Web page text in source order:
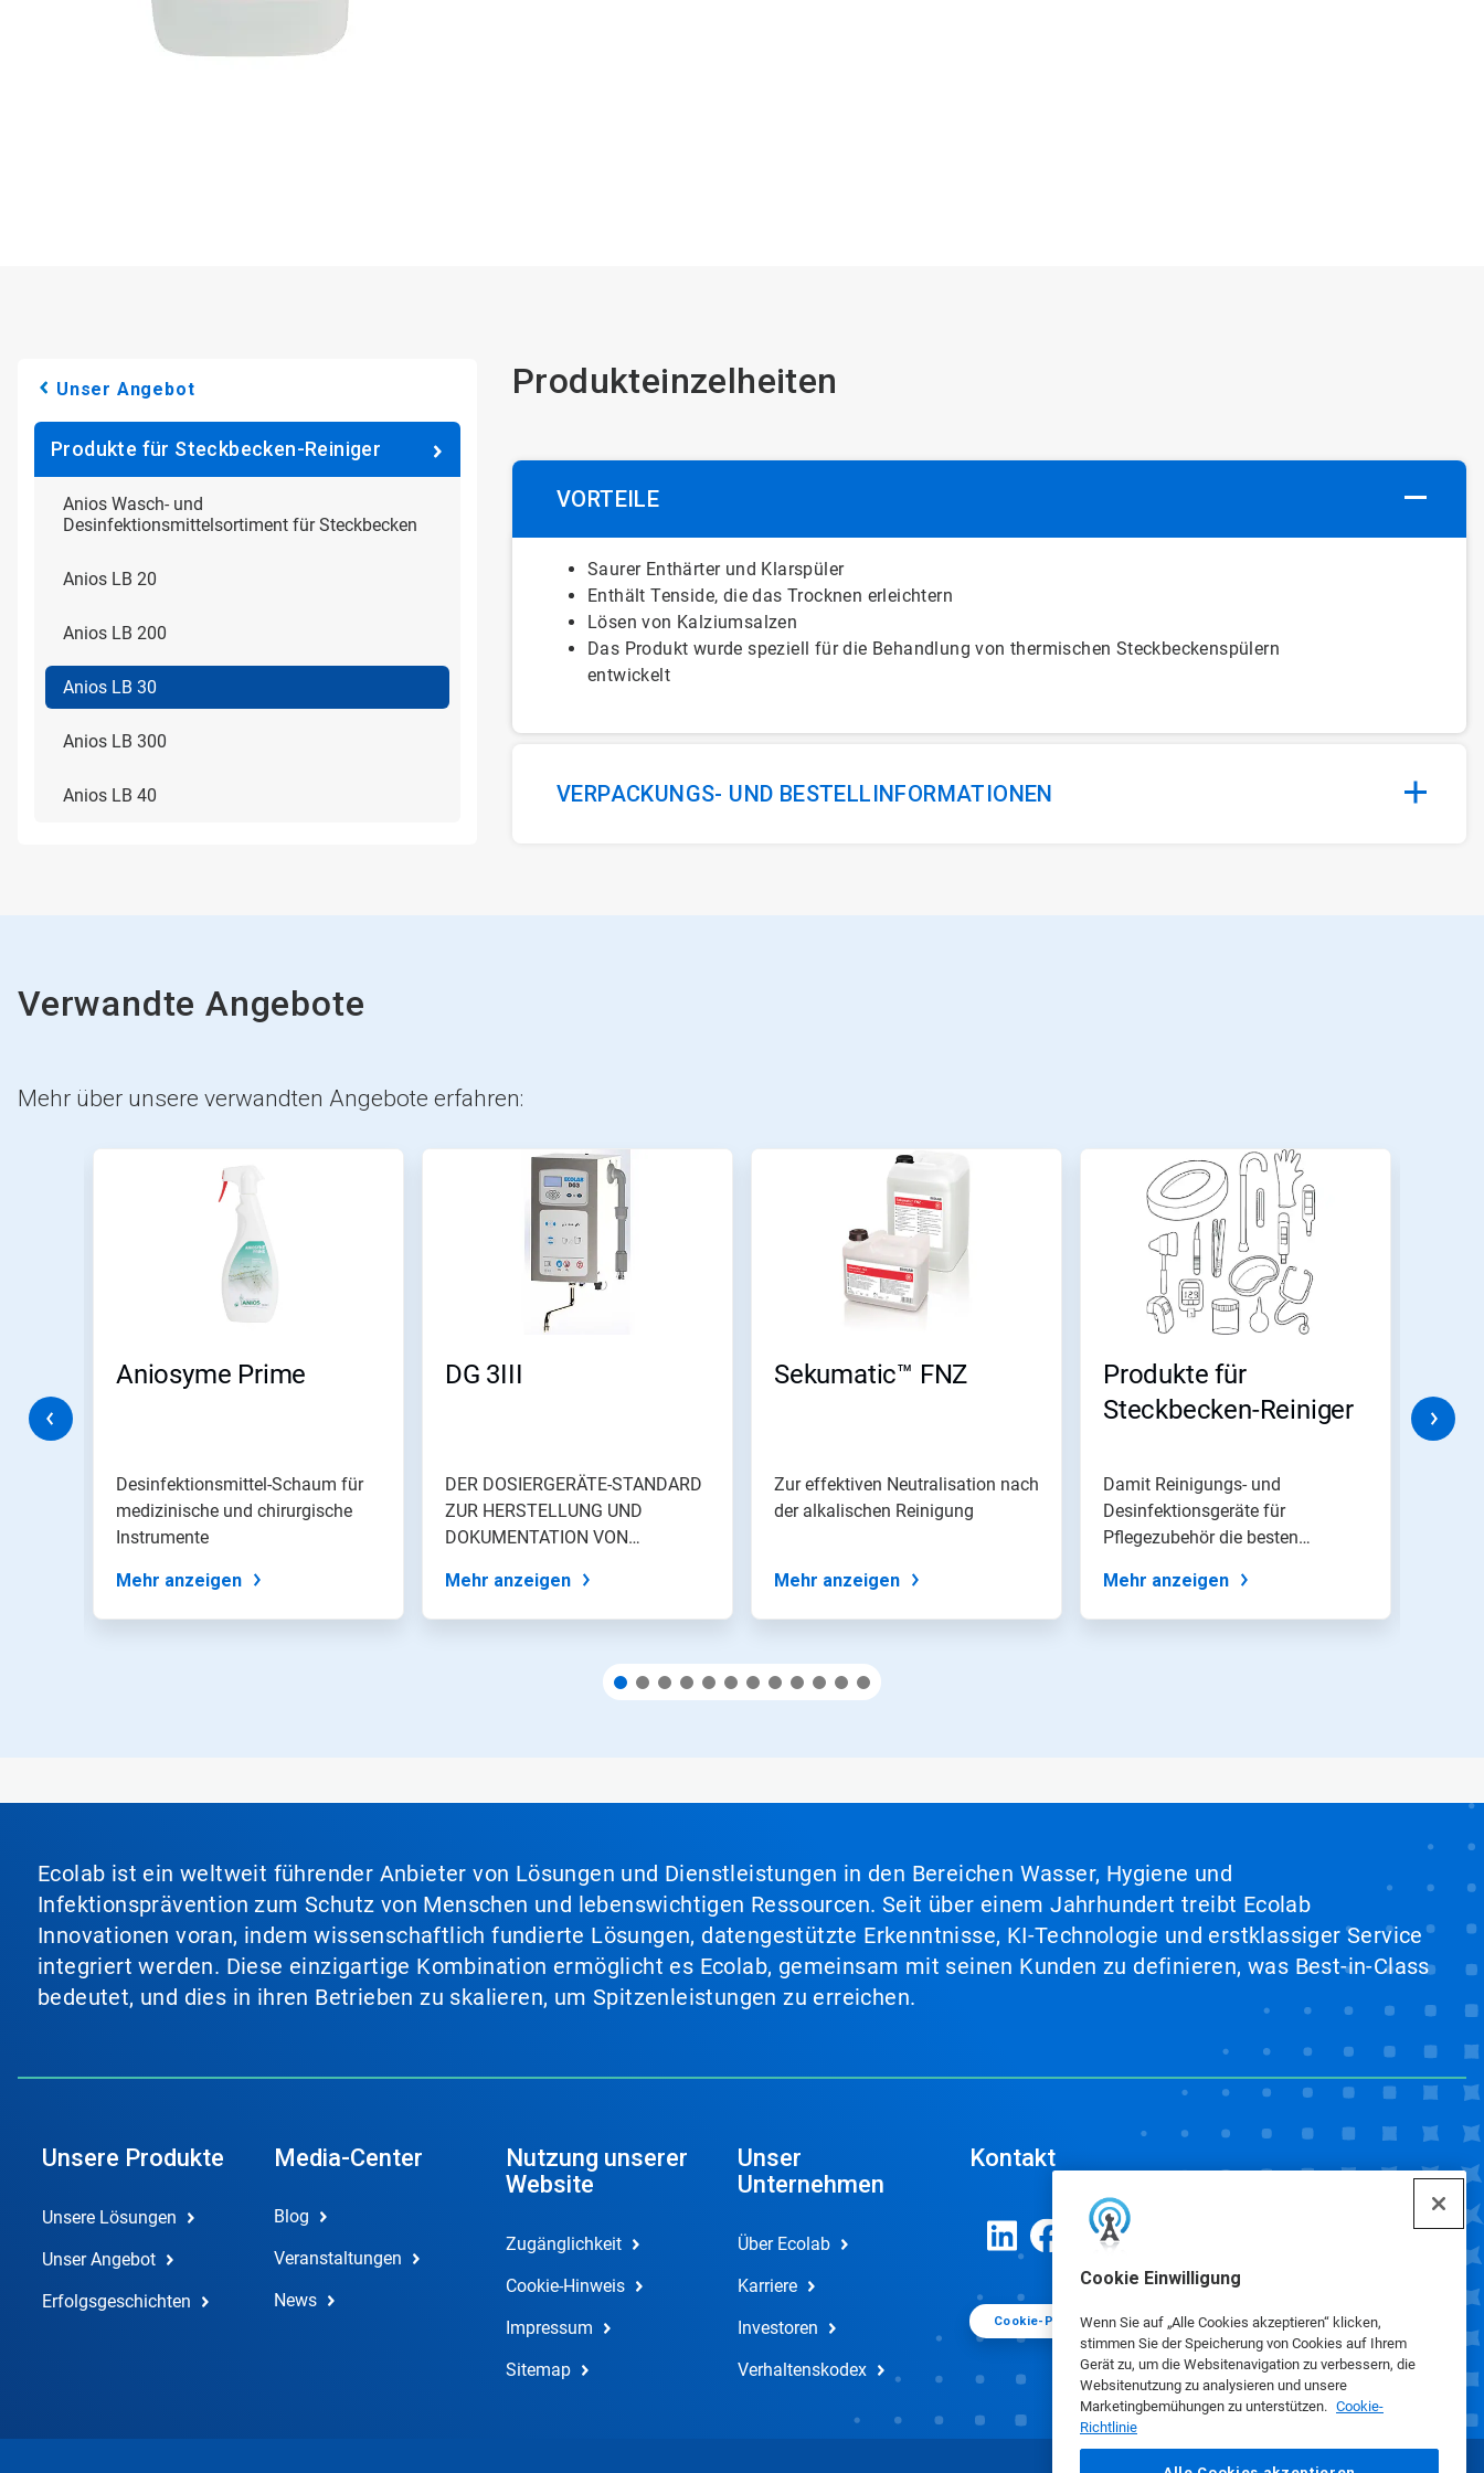
Cookie Einwilligung
Wenn Sie auf „Alle Cookies akzeptieren“ klicken,
stimmen Sie der Speicherung von Cookies auf Ihrem
Gerät zu, um die Websitenavigation zu verbessern, die
Websitenutzung zu analysieren und unsere
Marketingbemühungen zu unterstützen. Cookie-
Richtlinie
Unser Angebot
Produkte für Steckbecken-Reiniger
Anios Wasch- und
Desinfektionsmittelsortiment für Steckbecken
Anios LB 20
Anios LB 200
Anios LB 30
Anios LB 300
Anios LB 40
Produkteinzelheiten
VORTEILE
Saurer Enthärter und Klarspüler
Enthält Tenside, die das Trocknen erleichtern​​​​​​​
Lösen von Kalziumsalzen
Das Produkt wurde speziell für die Behandlung von thermischen Steckbeckenspülern
entwickelt
VERPACKUNGS- UND BESTELLINFORMATIONEN
Verwandte Angebote
Mehr über unsere verwandten Angebote erfahren:
Dies
Folien-
Aniosyme Prime
Desinfektionsmittel-Schaum für
medizinische und chirurgische
Instrumente
Mehr anzeigen
DG 3III
DER DOSIERGERÄTE-STANDARD
ZUR HERSTELLUNG UND
DOKUMENTATION VON
Mehr anzeigen
Sekumatic™ FNZ
Zur effektiven Neutralisation nach
der alkalischen Reinigung
Mehr anzeigen
Produkte für
Steckbecken-Reiniger
Damit Reinigungs- und
Desinfektionsgeräte für
Pflegezubehör die besten
Mehr anzeigen
Ecolab ist ein weltweit führender Anbieter von Lösungen und Dienstleistungen in den Bereichen Wasser, Hygiene und
Infektionsprävention zum Schutz von Menschen und lebenswichtigen Ressourcen. Seit über einem Jahrhundert treibt Ecolab
Innovationen voran, indem wissenschaftlich fundierte Lösungen, datengestützte Erkenntnisse, KI-Technologie und erstklassiger Service
integriert werden. Diese einzigartige Kombination ermöglicht es Ecolab, gemeinsam mit seinen Kunden zu definieren, was Best-in-Class
bedeutet, und dies in ihren Betrieben zu skalieren, um Spitzenleistungen zu erreichen.
Unsere Produkte
Unsere Lösungen
Unser Angebot
Erfolgsgeschichten
Media-Center
Blog
Veranstaltungen
News
Nutzung unserer
Website
Zugänglichkeit
Cookie-Hinweis
Impressum
Sitemap
Unser
Unternehmen
Über Ecolab
Karriere
Investoren
Verhaltenskodex
Kontakt
Cookie-Präferenzen